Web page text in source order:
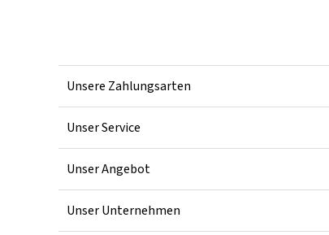
Unsere Zahlungsarten
Unser Service
Unser Angebot
Unser Unternehmen